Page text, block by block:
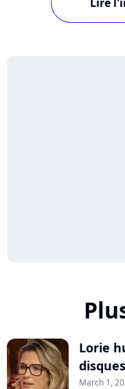
couple
Lorie
disques
March 1,